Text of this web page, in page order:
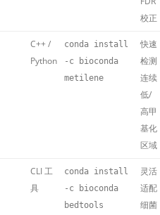
校正
C++ /
Python
conda install
-c bioconda
metilene
快速
检测
连续
低/
高甲
基化
区域
CLI 工
具
conda install
-c bioconda
bedtools
灵活
适配
细菌